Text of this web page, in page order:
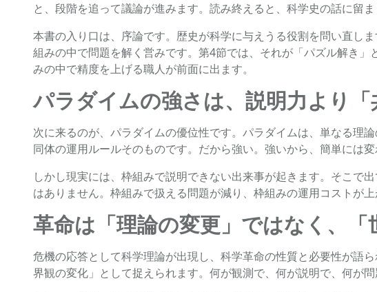
と、段階を追って議論が進みます。読み終えると、科学史の話に留
本書の入り口は、序論です。歴史が科学に与えうる役割を問い直し
組みの中で問題を解く営みです。第4節では、それが「パズル解き
みの中で精度を上げる職人が前面に出ます。
パラダイムの強さは、説明力より
次に来るのが、パラダイムの優位性です。パラダイムは、単なる理
同体の運用ルールそのものです。だから強い。強いから、簡単には変
しかし現実には、枠組みで説明できない出来事が起きます。そこで
はありません。枠組みで扱える問題が減り、枠組みの運用コストが
革命は「理論の変更」ではなく、
危機の応答として科学理論が出現し、科学革命の性質と必要性が語
界観の変化」として捉えられます。何が観測で、何が説明で、何が問